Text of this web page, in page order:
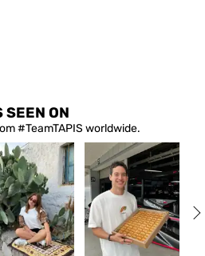
SEEN ON
#TeamTAPIS worldwide.